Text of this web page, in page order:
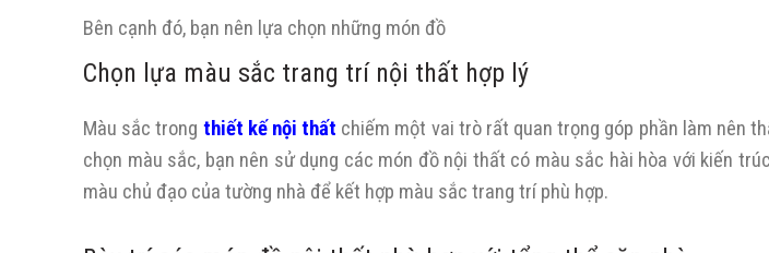
Bên cạnh đó, bạn nên lựa chọn những món đồ
Chọn lựa màu sắc trang trí nội thất hợp lý
Màu sắc trong thiết kế nội thất chiếm một vai trò rất quan trọng góp phần làm nên
chọn màu sắc, bạn nên sử dụng các món đồ nội thất có màu sắc hài hòa với kiến
màu chủ đạo của tường nhà để kết hợp màu sắc trang trí phù hợp.